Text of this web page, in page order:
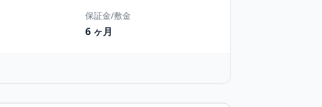
保証金/敷金
6 ヶ月